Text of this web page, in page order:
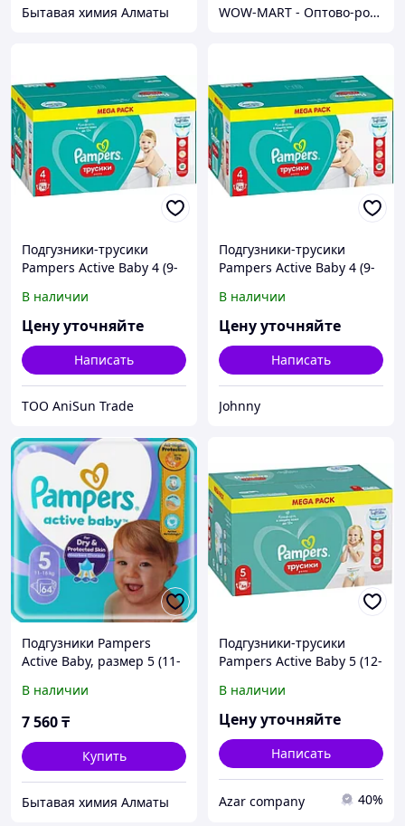
Бытавая химия Алматы WOW-MART - Оптово-розничный Склад - товары на заказ до двери
Подгузники-трусики
Pampers Active Baby 4 (9-
В наличии
Цену уточняйте
Написать
ТОО AniSun Trade
Подгузники-трусики
Pampers Active Baby 4 (9-
В наличии
Цену уточняйте
Написать
Johnny
Подгузники Pampers
Active Baby, размер 5 (11-
В наличии
7 560₸
Купить
Бытавая химия Алматы
Подгузники-трусики
Pampers Active Baby 5 (12-
В наличии
Цену уточняйте
Написать
Azar company 40%